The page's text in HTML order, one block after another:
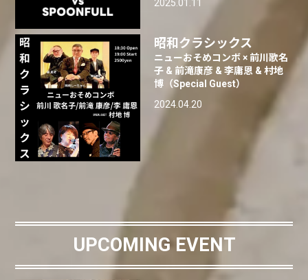
2025.01.11
昭和クラシックス
ニューおそめコンボ × 前川歌名
子 & 前滝康彦 & 李庸恩 & 村地
博（Special Guest）
2024.04.20
UPCOMING EVENT